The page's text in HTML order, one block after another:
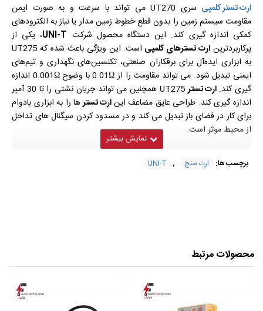
ارت تستر کلمپی
سری UT270 می تواند با سرعت و به صورت ایمن
مقاومت سیستم زمین را بدون قطع خطوط زمین مدار یا نیاز به الکترودهای
کمکی اندازه گیری کند. این دستگاه محصول شرکت UNI-T، یکی از
پرکاربردترین ارت تسترهای کلمپی
است. این ویژگی باعث شده که UT275
به ابزاری ایده‌آل برای برقکاران صنعتی، تکنسین‌های نگهداری و تیم‌های
ایمنی تبدیل شود. می تواند مقاومت را از 0.01Ω با وضوح 0.001Ω اندازه
گیری کند. ارت تستر
UT275 همچنین می تواند جریان نشتی را تا 30 آمپر
اندازه گیری کند. طراحی عایق مضاعف اینارت تسترها را به ابزاری بادوام
برای کار در فضای باز تبدیل می کند و در مسدود کردن سیگنال های تداخل
از محیط موثر است.
دارای هشدار حد مقاومت
قابلیت نگهداری داده ها
برچسب ها: ارت سنج ,
UNI-T
محصولات مرتبط